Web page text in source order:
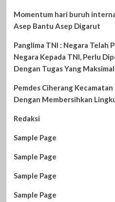
Momentum hari buruh
Asep Bantu Asep Digarut
Panglima TNI : Negara Telah
Negara Kepada TNI, Perlu
Dengan Tugas Yang Maksimal
Pemdes Ciherang
Dengan Membersihkan
Redaksi
Sample Page
Sample Page
Sample Page
Sample Page